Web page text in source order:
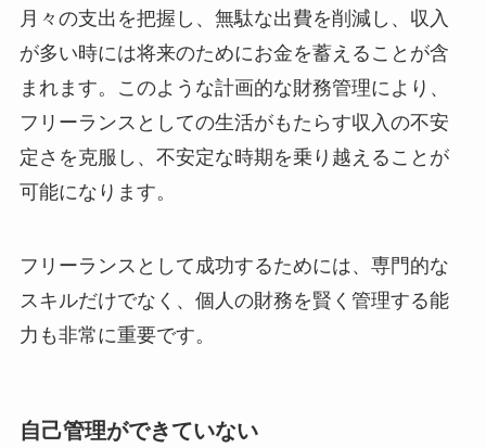
月々の支出を把握し、無駄な出費を削減し、収入
が多い時には将来のためにお金を蓄えることが含
まれます。このような計画的な財務管理により、
フリーランスとしての生活がもたらす収入の不安
定さを克服し、不安定な時期を乗り越えることが
可能になります。
フリーランスとして成功するためには、専門的な
スキルだけでなく、個人の財務を賢く管理する能
力も非常に重要です。
自己管理ができていない